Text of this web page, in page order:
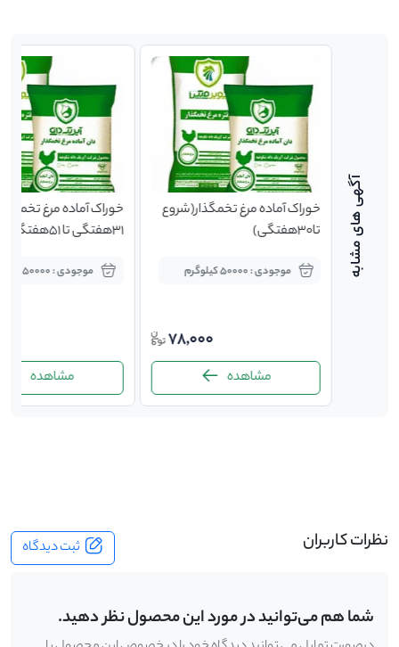
خوراک آماده مرغ تخمگذار(شروع
تا30هفتگی)
موجودی : 50000 کیلوگرم
78,000
مشاهده
خوراک آماده مرغ
31هفتگی تا 51هفتگی)
موجودی : 50000 کیلوگرم
مشاهده
نظرات کاربران ثبت دیدگاه
شما هم می‌توانید در مورد این محصول نظر دهید.